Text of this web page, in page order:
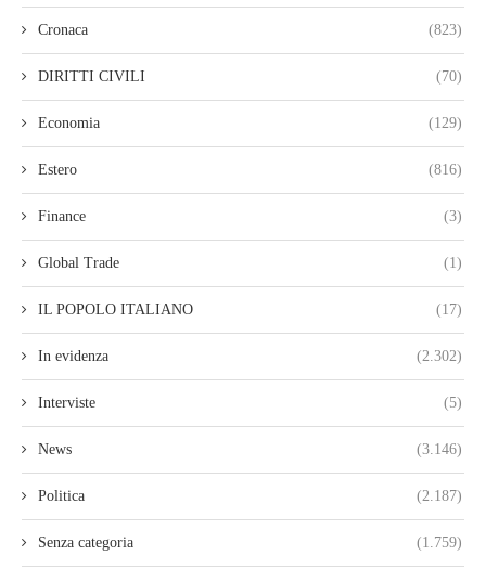
Cronaca (823)
DIRITTI CIVILI (70)
Economia (129)
Estero (816)
Finance (3)
Global Trade (1)
IL POPOLO ITALIANO (17)
In evidenza (2.302)
Interviste (5)
News (3.146)
Politica (2.187)
Senza categoria (1.759)